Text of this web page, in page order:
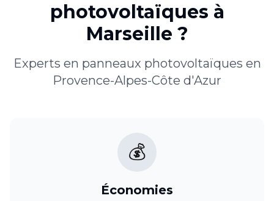
photovoltaïques à
Marseille ?
Experts en panneaux photovoltaïques en
Provence-Alpes-Côte d'Azur
💰
Économies